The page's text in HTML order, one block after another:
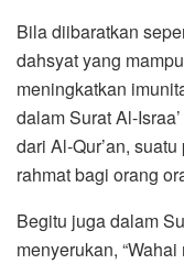
Bila diibaratkan
dahsyat yang
meningkatkan
dalam Surat Al-
dari Al-Qur’an,
rahmat bagi orang
Begitu juga dalam
menyerukan,